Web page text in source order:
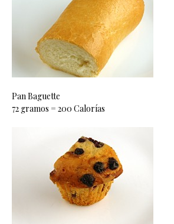
Pan Baguette
72 gramos = 200 Calorías